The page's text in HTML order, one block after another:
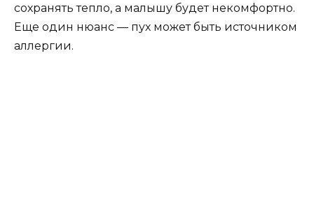
сохранять тепло, а малышу будет некомфортно.
Еще один нюанс — пух может быть источником
аллергии.